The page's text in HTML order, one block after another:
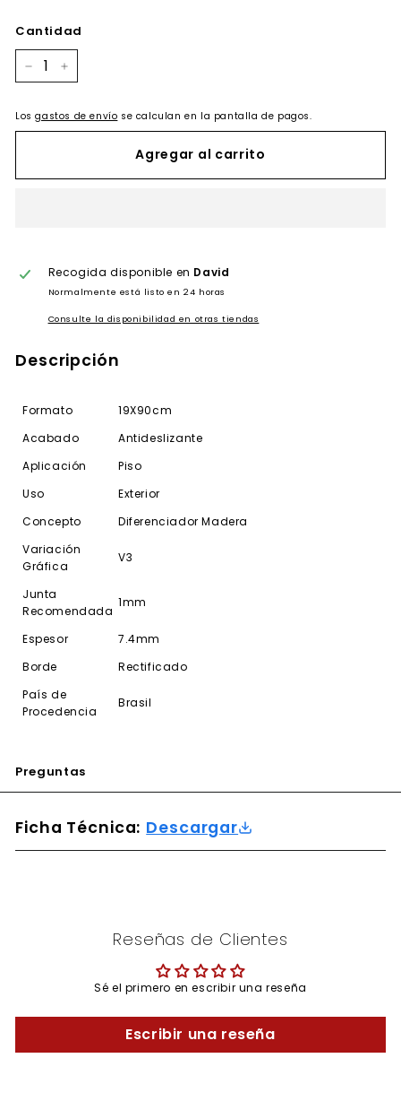
Cantidad
Losgastos de envío se calculan en la pantalla de pagos.
Agregar al carrito
Recogida disponible en David
Normalmente está listo en 24 horas
Consulte la disponibilidad en otras tiendas
Descripción
Formato
19X90cm
Acabado
Antideslizante
Aplicación
Piso
Uso
Exterior
Concepto
Diferenciador Madera
Variación
Gráfica
V3
Junta
Recomendada
1mm
Espesor
7.4mm
Borde
Rectificado
País de
Procedencia
Brasil
Preguntas
Ficha Técnica: Descargar
Reseñas de Clientes
Sé el primero en escribir una reseña
Escribir una reseña